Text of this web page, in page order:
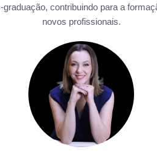
graduação, contribuindo para a
novos profissionais.